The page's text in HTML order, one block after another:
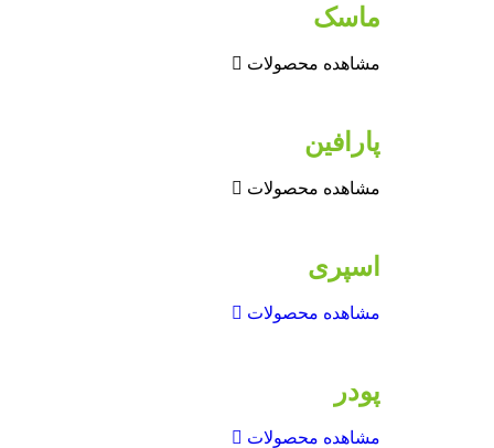
ماسک
مشاهده محصولات
پارافین
مشاهده محصولات
اسپری
مشاهده محصولات
پودر
مشاهده محصولات